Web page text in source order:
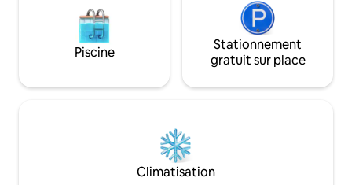
Piscine
Stationnement
gratuit sur place
Climatisation